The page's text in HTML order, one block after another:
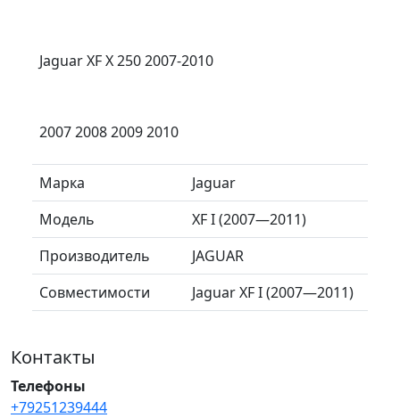
Jaguar XF X 250 2007-2010
2007 2008 2009 2010
Марка
Jaguar
Модель
XF I (2007—2011)
Производитель
JAGUAR
Совместимости
Jaguar XF I (2007—2011)
Контакты
Телефоны
+79251239444